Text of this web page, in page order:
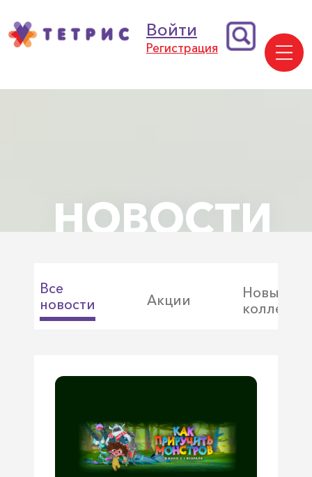
Войти
Регистрация
НОВОСТИ
Все
новости
Акции
Новые